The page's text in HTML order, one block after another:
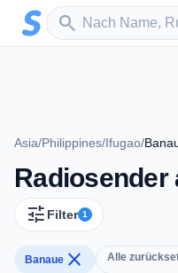
Zum Hauptinhalt springen
search
Sender suchen
Asia/Philippines/Ifugao/
Radiosender
tune Filter 1
Banaue close Alle